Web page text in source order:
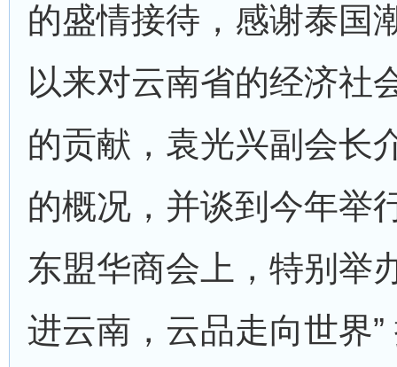
的盛情接待，感谢泰国
以来对云南省的经济社
的贡献，袁光兴副会长
的概况，并谈到今年举
东盟华商会上，特别举
进云南，云品走向世界